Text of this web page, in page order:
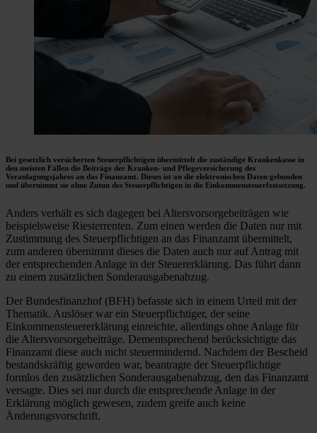
Bei gesetzlich versicherten Steuerpflichtigen übermittelt die zuständige Krankenkasse in
den meisten Fällen die Beiträge der Kranken- und Pflegeversicherung des
Veranlagungsjahres an das Finanzamt. Dieses ist an die elektronischen Daten gebunden
und übernimmt sie ohne Zutun des Steuerpflichtigen in die Einkommensteuerfestsetzung.
Anders verhält es sich dagegen bei Altersvorsorgebeiträgen wie
beispielsweise Riesterrenten. Zum einen werden die Daten nur mit
Zustimmung des Steuerpflichtigen an das Finanzamt übermittelt,
zum anderen übernimmt dieses die Daten auch nur auf Antrag mit
der entsprechenden Anlage in der Steuererklärung. Das führt dann
zu einem zusätzlichen Sonderausgabenabzug.
Der Bundesfinanzhof (BFH) befasste sich in einem Urteil mit der
Thematik. Auslöser war ein Steuerpflichtiger, der seine
Einkommensteuererklärung einreichte, allerdings ohne Anlage für
die Altersvorsorgebeiträge. Dementsprechend berücksichtigte das
Finanzamt diese auch nicht steuermindernd. Nachdem der Bescheid
bestandskräftig geworden war, beantragte der Steuerpflichtige
formlos den zusätzlichen Sonderausgabenabzug, den das Finanzamt
versagte. Dies sei nur durch die entsprechende Anlage in der
Erklärung möglich gewesen, zudem greife auch keine
Änderungsvorschrift.